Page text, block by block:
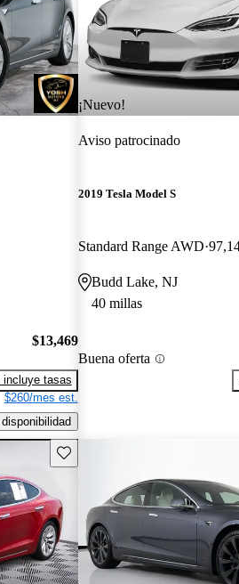
$13,469
incluye tasas
$260/mes est.
¡Nuevo!
Aviso patrocinado
2019 Tesla Model S
Standard Range AWD
Budd Lake, NJ
40 millas
Buena oferta
Guarda este Aviso